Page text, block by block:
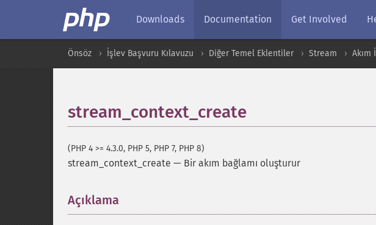
Downloads Documentation Get Involved
Önsöz İşlev Başvuru Kılavuzu Diğer Temel Eklentiler Stream Akım
stream_context_create
(PHP 4 >= 4.3.0, PHP 5, PHP 7, PHP 8)
stream_context_create — Bir akım bağlamı oluşturur
Açıklama